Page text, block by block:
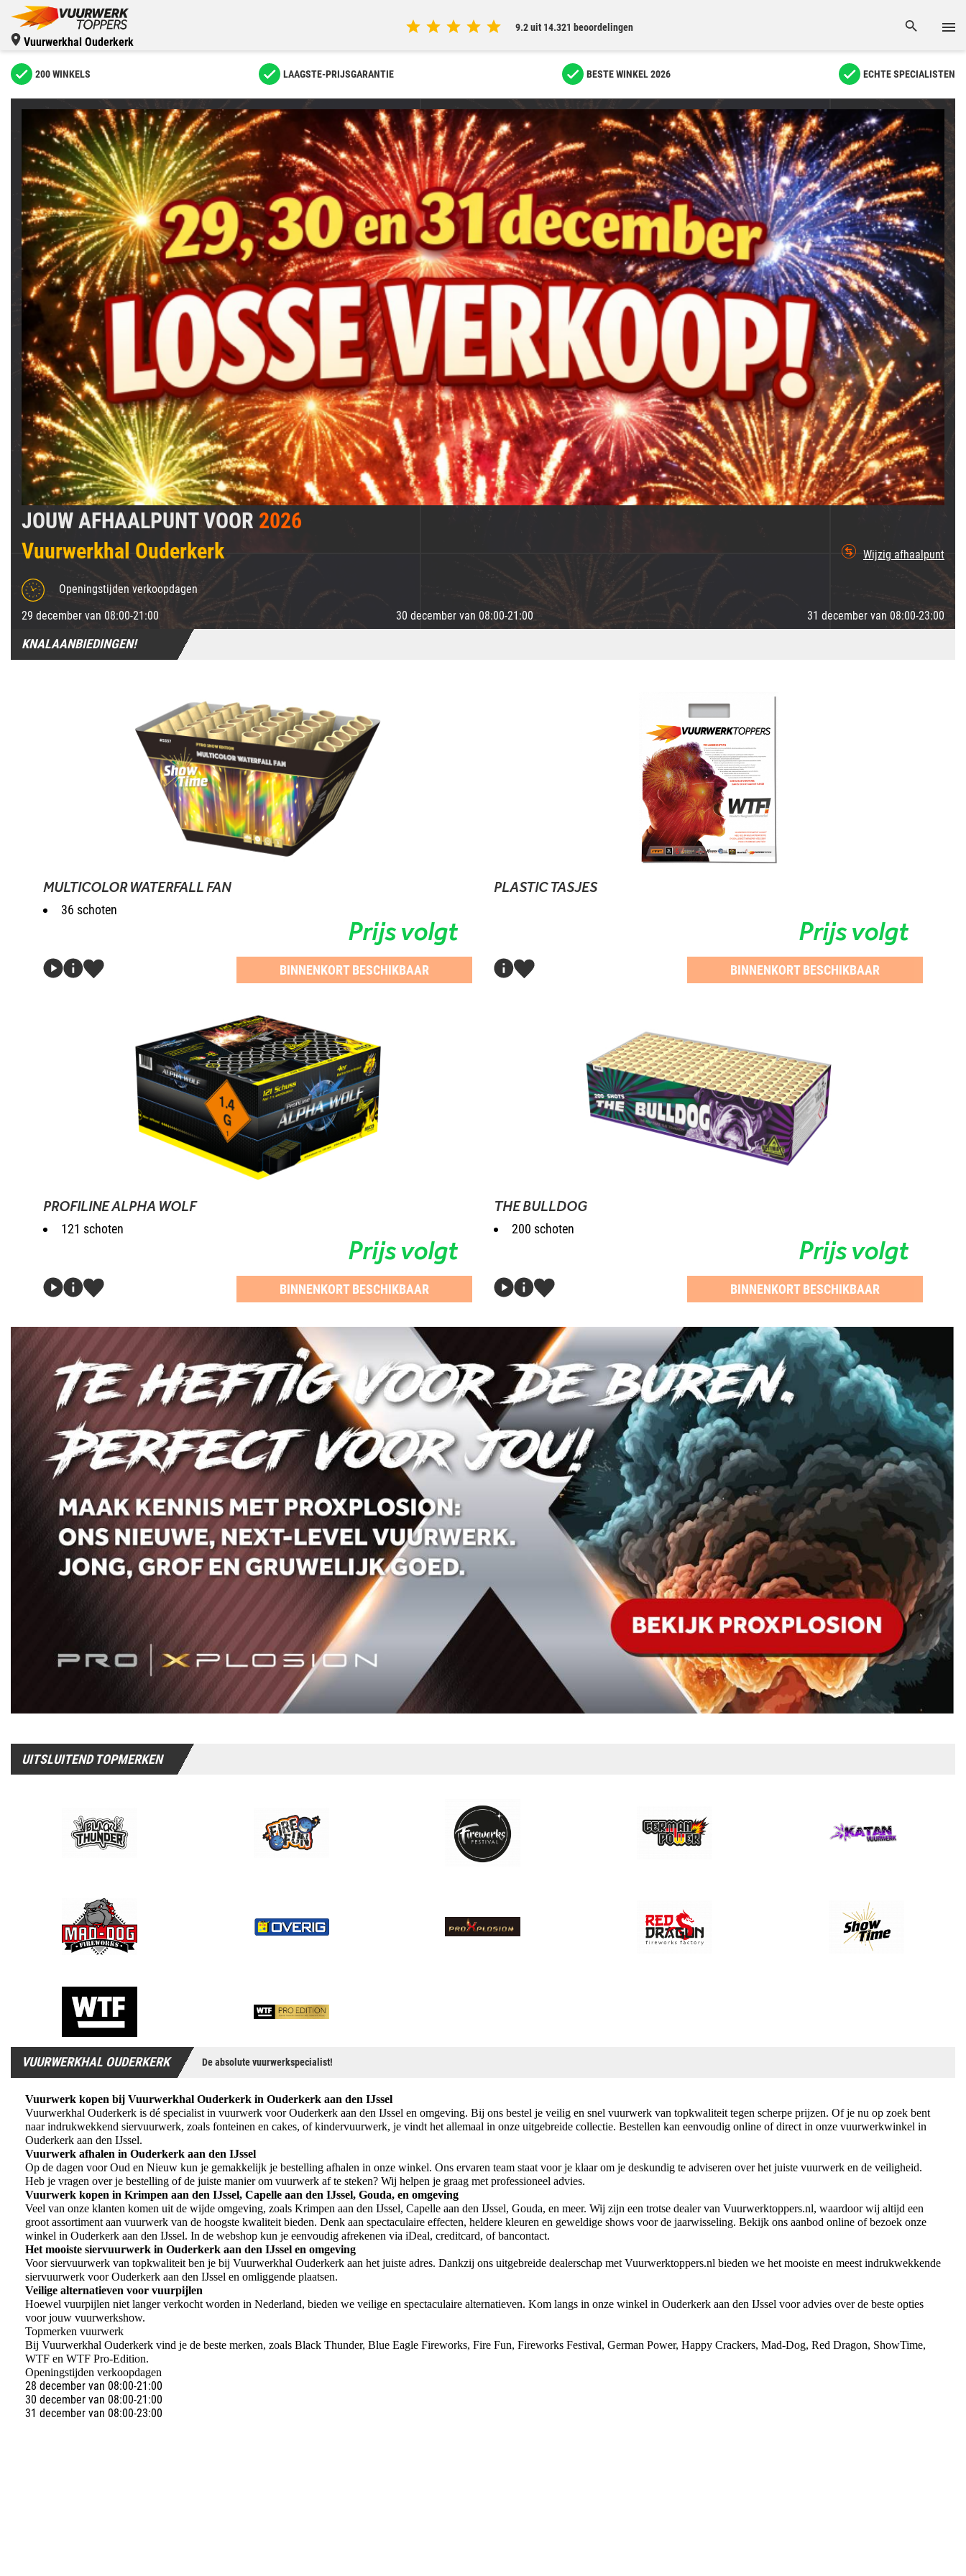
Vuurwerkhal Ouderkerk
9.2 uit 14.321 beoordelingen
200 WINKELS LAAGSTE-PRIJSGARANTIE BESTE WINKEL 2026 ECHTE SPECIALISTEN
JOUW AFHAALPUNT VOOR 2026
Vuurwerkhal Ouderkerk
Wijzig afhaalpunt
Openingstijden verkoopdagen
29 december van 08:00-21:00
30 december van 08:00-21:00 31 december van 08:00-23:00
KNALAANBIEDINGEN!
MULTICOLOR WATERFALL FAN
36 schoten
Prijs volgt
BINNENKORT BESCHIKBAAR
PLASTIC TASJES
Prijs volgt
BINNENKORT BESCHIKBAAR
PROFILINE ALPHA WOLF
121 schoten
Prijs volgt
BINNENKORT BESCHIKBAAR
THE BULLDOG
200 schoten
Prijs volgt
BINNENKORT BESCHIKBAAR
UITSLUITEND TOPMERKEN
VUURWERKHAL OUDERKERK De absolute vuurwerkspecialist!
Vuurwerk kopen bij Vuurwerkhal Ouderkerk in Ouderkerk aan den IJssel
Vuurwerkhal Ouderkerk is dé specialist in vuurwerk voor Ouderkerk aan den IJssel en omgeving. Bij ons bestel je veilig en snel vuurwerk van topkwaliteit tegen scherpe prijzen. Of je nu op zoek bent
naar indrukwekkend siervuurwerk, zoals fonteinen en cakes, of kindervuurwerk, je vindt het allemaal in onze uitgebreide collectie. Bestellen kan eenvoudig online of direct in onze vuurwerkwinkel in
Ouderkerk aan den IJssel.
Vuurwerk afhalen in Ouderkerk aan den IJssel
Op de dagen voor Oud en Nieuw kun je gemakkelijk je bestelling afhalen in onze winkel. Ons ervaren team staat voor je klaar om je deskundig te adviseren over het juiste vuurwerk en de veiligheid.
Heb je vragen over je bestelling of de juiste manier om vuurwerk af te steken? Wij helpen je graag met professioneel advies.
Vuurwerk kopen in Krimpen aan den IJssel, Capelle aan den IJssel, Gouda, en omgeving
Veel van onze klanten komen uit de wijde omgeving, zoals Krimpen aan den IJssel, Capelle aan den IJssel, Gouda, en meer. Wij zijn een trotse dealer van Vuurwerktoppers.nl, waardoor wij altijd een
groot assortiment aan vuurwerk van de hoogste kwaliteit bieden. Denk aan spectaculaire effecten, heldere kleuren en geweldige shows voor de jaarwisseling. Bekijk ons aanbod online of bezoek onze
winkel in Ouderkerk aan den IJssel. In de webshop kun je eenvoudig afrekenen via iDeal, creditcard, of bancontact.
Het mooiste siervuurwerk in Ouderkerk aan den IJssel en omgeving
Voor siervuurwerk van topkwaliteit ben je bij Vuurwerkhal Ouderkerk aan het juiste adres. Dankzij ons uitgebreide dealerschap met Vuurwerktoppers.nl bieden we het mooiste en meest indrukwekkende
siervuurwerk voor Ouderkerk aan den IJssel en omliggende plaatsen.
Veilige alternatieven voor vuurpijlen
Hoewel vuurpijlen niet langer verkocht worden in Nederland, bieden we veilige en spectaculaire alternatieven. Kom langs in onze winkel in Ouderkerk aan den IJssel voor advies over de beste opties
voor jouw vuurwerkshow.
Topmerken vuurwerk
Bij Vuurwerkhal Ouderkerk vind je de beste merken, zoals Black Thunder, Blue Eagle Fireworks, Fire Fun, Fireworks Festival, German Power, Happy Crackers, Mad-Dog, Red Dragon, ShowTime,
WTF en WTF Pro-Edition.
Openingstijden verkoopdagen
28 december van 08:00-21:00
30 december van 08:00-21:00
31 december van 08:00-23:00